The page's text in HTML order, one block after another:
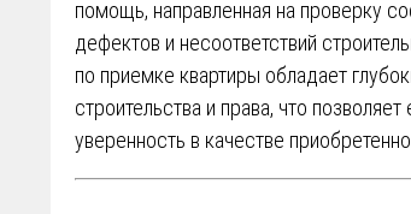
помощь, направленная на проверку
дефектов и несоответствий
по приемке квартиры обладает
строительства и права, что
уверенность в качестве